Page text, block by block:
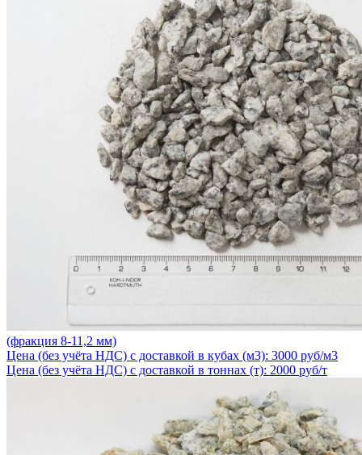
(фракция 8-11,2 мм)
Цена (без учёта НДС) с доставкой в кубах (м3): 3000 руб/м3
Цена (без учёта НДС) с доставкой в тоннах (т): 2000 руб/т